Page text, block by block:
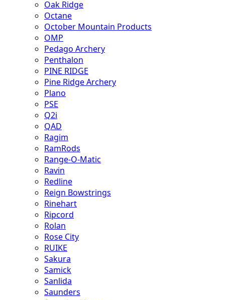
Oak Ridge
Octane
October Mountain Products
OMP
Pedago Archery
Penthalon
PINE RIDGE
Pine Ridge Archery
Plano
PSE
Q2i
QAD
Ragim
RamRods
Range-O-Matic
Ravin
Redline
Reign Bowstrings
Rinehart
Ripcord
Rolan
Rose City
RUIKE
Sakura
Samick
Sanlida
Saunders